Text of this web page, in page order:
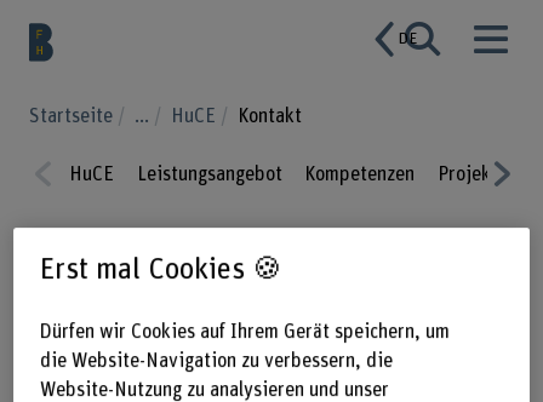
DE
Startseite ... HuCE Kontakt
Prev
ious
HuCE Leistungsangebot Kompetenzen Projekte
Nex
Kontakt
Erst mal Cookies 🍪
Dürfen wir Cookies auf Ihrem Gerät speichern, um
die Website-Navigation zu verbessern, die
Website-Nutzung zu analysieren und unser